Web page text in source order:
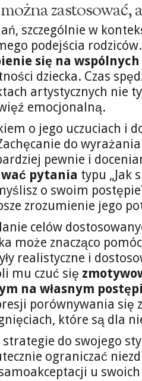
szczególnie w
podejścia
się na
dziecka. Czas
artystycznych nie
emocjonalną.
o jego uczuciach i
do
pewnie i
pytania typu „Jak
o swoim
zrozumienie jego
celów
może znacząco
realistyczne i
mu czuć się
na własnym
porównywania
które są dla
do swojego
ograniczać
u swoich